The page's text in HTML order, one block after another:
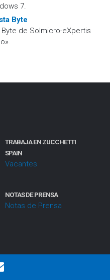
7.
Byte
de Solmicro-eXpertis
TRABAJA EN ZUCCHETTI
SPAIN
Vacantes
NOTAS DE PRENSA
Notas de Prensa